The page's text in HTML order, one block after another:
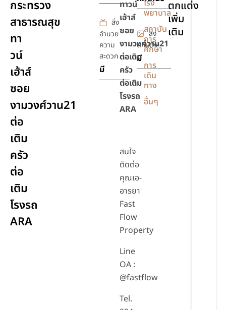
กระทรวง
สาธารณสุข
ทา
วน์
เฮ้าส์
ซอย
งามวงศ์วาน21
ต่อ
เติม
ครัว
ต่อ
เติม
โรงรถ
ARA
สิ่ง
อำนวย
ความ
สะดวก
มี
สิ่ง
ตกแต่ง
มี
ทาวน์
เฮ้าส์
ซอย
งามวงศ์วาน21
ต่อเติม
ครัว
ต่อเติม
โรงรถ
ARA
สนใจ
ติดต่อ
คุณเอ-
อารยา
Fast
Flow
Property
Line
OA :
@fastflow
Tel.
โรง
พยาบาล
สถาบัน
การ
ศึกษา
การ
เดิน
ทาง
อื่นๆ
ตกแต่ง
เพิ่ม
เติม